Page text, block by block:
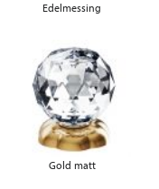
Edelmessing
Gold matt